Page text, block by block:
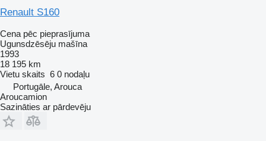
Renault S160
Cena pēc pieprasījuma
Ugunsdzēsēju mašīna
1993
18 195 km
Vietu skaits 6 0 nodaļu
Portugāle, Arouca
Aroucamion
Sazināties ar pārdevēju